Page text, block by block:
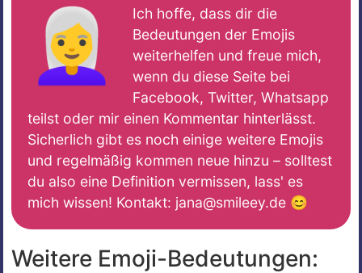
👩‍🦳
Ich hoffe, dass dir die
Bedeutungen der Emojis
weiterhelfen und freue mich,
wenn du diese Seite bei
Facebook, Twitter, Whatsapp
teilst oder mir einen Kommentar hinterlässt.
Sicherlich gibt es noch einige weitere Emojis
und regelmäßig kommen neue hinzu – solltest
du also eine Definition vermissen, lass' es
mich wissen! Kontakt: jana@smileey.de 😊
Weitere Emoji-Bedeutungen: